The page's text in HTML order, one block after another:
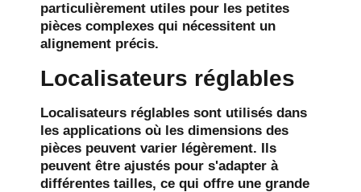
particulièrement utiles pour les petites
pièces complexes qui nécessitent un
alignement précis.
Localisateurs réglables
Localisateurs réglables sont utilisés dans
les applications où les dimensions des
pièces peuvent varier légèrement. Ils
peuvent être ajustés pour s'adapter à
différentes tailles, ce qui offre une grande